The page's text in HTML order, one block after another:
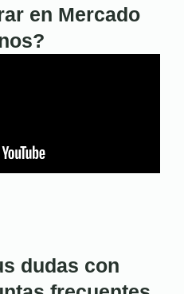
en Mercado
dudas con